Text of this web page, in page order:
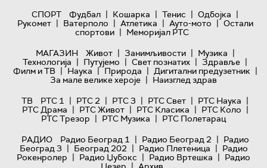
СПОРТ
Фудбал | Кошарка | Тенис | Одбојка |
Рукомет | Ватерполо | Атлетика | Ауто-мото | Остали
спортови | Меморијал РТС
МАГАЗИН
Живот | Занимљивости | Музика |
Технологијa | Путујемо | Свет познатих | Здравље |
Филм и ТВ | Наука | Природа | Дигитални предузетник |
За мале велике хероје | Наизглед здрав
ТВ
РТС 1 | РТС 2 | РТС 3 | РТС Свет | РТС Наука |
РТС Драма | РТС Живот | РТС Класика | РТС Коло |
РТС Трезор | РТС Музика | РТС Полетарац
РАДИО
Радио Београд 1 | Радио Београд 2 | Радио
Београд 3 | Београд 202 | Радио Плетеница | Радио
Рокенролер | Радио Џубокс | Радио Вртешка | Радио